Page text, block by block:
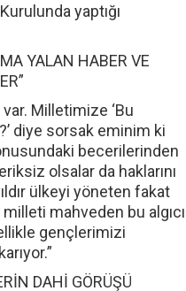
yaptığı
YALAN HABER VE
Milletimize ‘Bu
diye sorsak eminim ki
becerilerinden
olsalar da haklarını
ülkeyi yöneten fakat
mahveden bu algıcı
gençlerimizi
DAHİ GÖRÜŞÜ